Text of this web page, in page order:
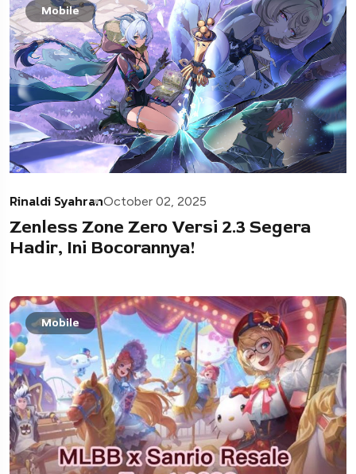
Mobile
Rinaldi SyahranOctober 02, 2025
Zenless Zone Zero Versi 2.3 Segera
Hadir, Ini Bocorannya!
Mobile